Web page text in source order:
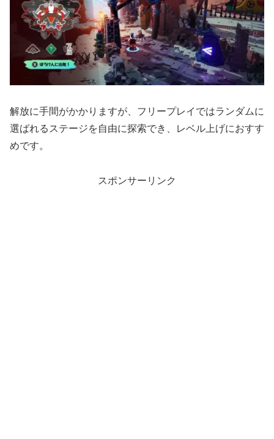
解放に手間がかかりますが、フリープレイではランダムに
選ばれるステージを自由に探索でき、レベル上げにおすす
めです。
スポンサーリンク